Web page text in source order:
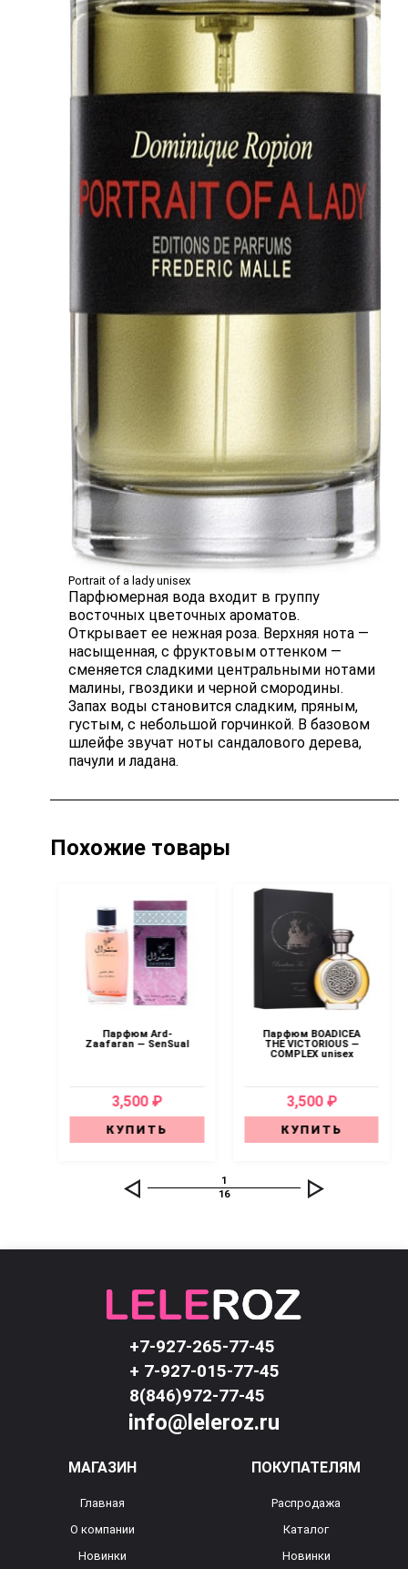
Portrait of a lady unisex
Парфюмерная вода входит в группу
восточных цветочных ароматов.
Открывает ее нежная роза. Верхняя нота —
насыщенная, с фруктовым оттенком —
сменяется сладкими центральными нотами
малины, гвоздики и черной смородины.
Запах воды становится сладким, пряным,
густым, с небольшой горчинкой. В базовом
шлейфе звучат ноты сандалового дерева,
пачули и ладана.
Похожие товары
Парфюм Ard-
Zaafaran — SenSual
3,500 ₽
КУПИТЬ
Парфюм BOADICEA
THE VICTORIOUS —
COMPLEX unisex
3,500 ₽
КУПИТЬ
1
16
+7-927-265-77-45
+ 7-927-015-77-45
8(846)972-77-45
info@leleroz.ru
МАГАЗИН
Главная
О компании
Новинки
ПОКУПАТЕЛЯМ
Распродажа
Каталог
Новинки